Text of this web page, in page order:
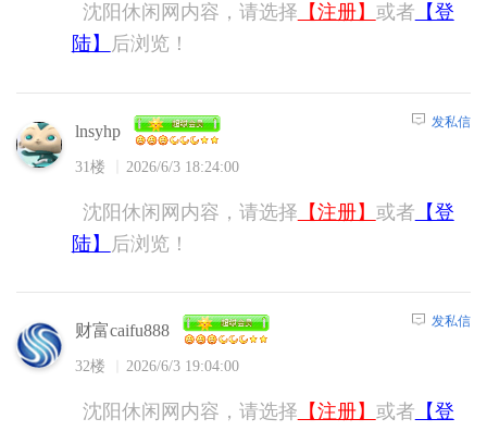
沈阳休闲网内容，请选择 【注册】 或者 【登
陆】
后浏览！
lnsyhp
31楼 2026/6/3 18:24:00
发私信
沈阳休闲网内容，请选择 【注册】 或者 【登
陆】
后浏览！
财富caifu888
32楼 2026/6/3 19:04:00
发私信
沈阳休闲网内容，请选择 【注册】 或者 【登